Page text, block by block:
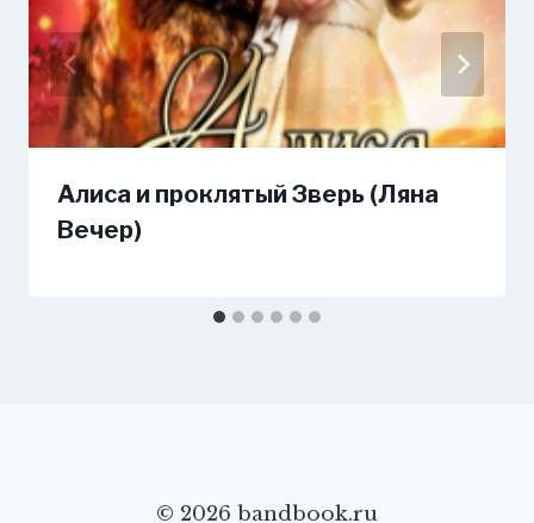
Алиса и проклятый Зверь (Ляна
Вечер)
© 2026 bandbook.ru